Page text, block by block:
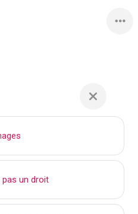
pas un droit